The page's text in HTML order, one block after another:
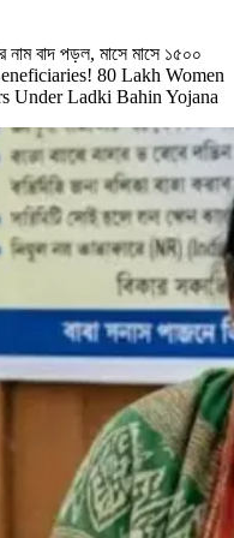
বাদ পড়ল, মাসে মাসে ১৫০০
80 Lakh Women
Under Ladki Bahin Yojana